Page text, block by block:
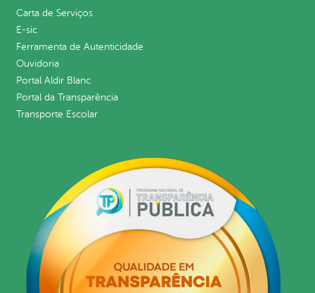
Carta de Serviços
E-sic
Ferramenta de Autenticidade
Ouvidoria
Portal Aldir Blanc
Portal da Transparência
Transporte Escolar